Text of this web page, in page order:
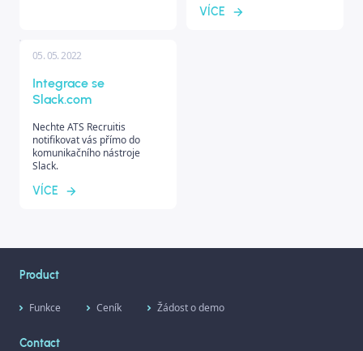
VÍCE
05. 05. 2022
Integrace se
Slack.com
Nechte ATS Recruitis
notifikovat vás přímo do
komunikačního nástroje
Slack.
VÍCE
Product
Funkce Ceník Žádost o demo
Contact